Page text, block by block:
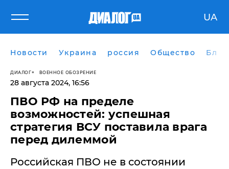
UA
Новости Украина россия Общество
ДИАЛОГ ВОЕННОЕ ОБОЗРЕНИЕ
28 августа 2024, 16:56
ПВО РФ на пределе
возможностей: успешная
стратегия ВСУ поставила врага
перед дилеммой
Российская ПВО не в состоянии